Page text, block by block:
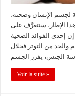
لجسم الإنسان وصحته،
الإطار، سنتعرَّف على
إحدى الفوائد الصحية
من التوتر فخلال
Voir la suite »